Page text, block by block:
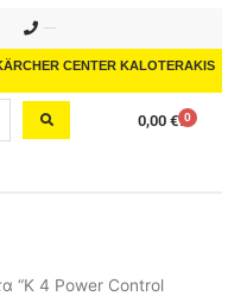
CENTER KALOTERAKIS
0,00 € 0
Cart
“K 4 Power Control